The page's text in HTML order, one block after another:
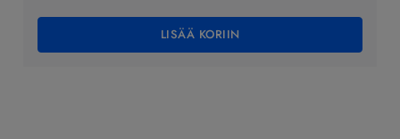
LISÄÄ KORIIN